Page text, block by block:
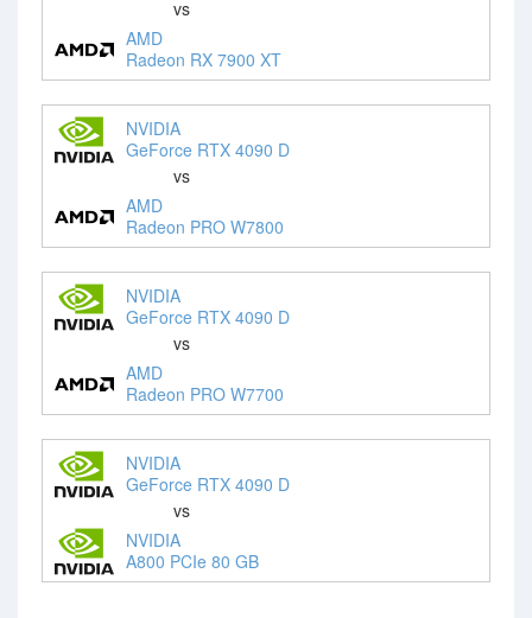
vs
AMD
Radeon RX 7900 XT
NVIDIA
GeForce RTX 4090 D
vs
AMD
Radeon PRO W7800
NVIDIA
GeForce RTX 4090 D
vs
AMD
Radeon PRO W7700
NVIDIA
GeForce RTX 4090 D
vs
NVIDIA
A800 PCIe 80 GB